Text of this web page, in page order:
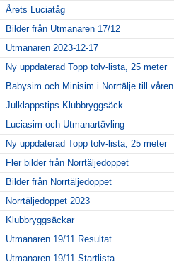
Årets Luciatåg
Bilder från Utmanaren 17/12
Utmanaren 2023-12-17
Ny uppdaterad Topp tolv-lista, 25 meter
Babysim och Minisim i Norrtälje till våren
Julklappstips Klubbryggsäck
Luciasim och Utmanartävling
Ny uppdaterad Topp tolv-lista, 25 meter
Fler bilder från Norrtäljedoppet
Bilder från Norrtäljedoppet
Norrtäljedoppet 2023
Klubbryggsäckar
Utmanaren 19/11 Resultat
Utmanaren 19/11 Startlista